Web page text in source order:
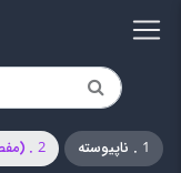
1 . ناپیوسته 2 . (مفصل) دررفته